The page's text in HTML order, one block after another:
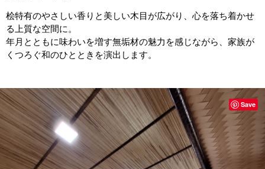
桧特有のやさしい香りと美しい木目が広がり、心を落ち着かせ
る上質な空間に。
年月とともに味わいを増す無垢材の魅力を感じながら、家族が
くつろぐ和のひとときを演出します。
Save